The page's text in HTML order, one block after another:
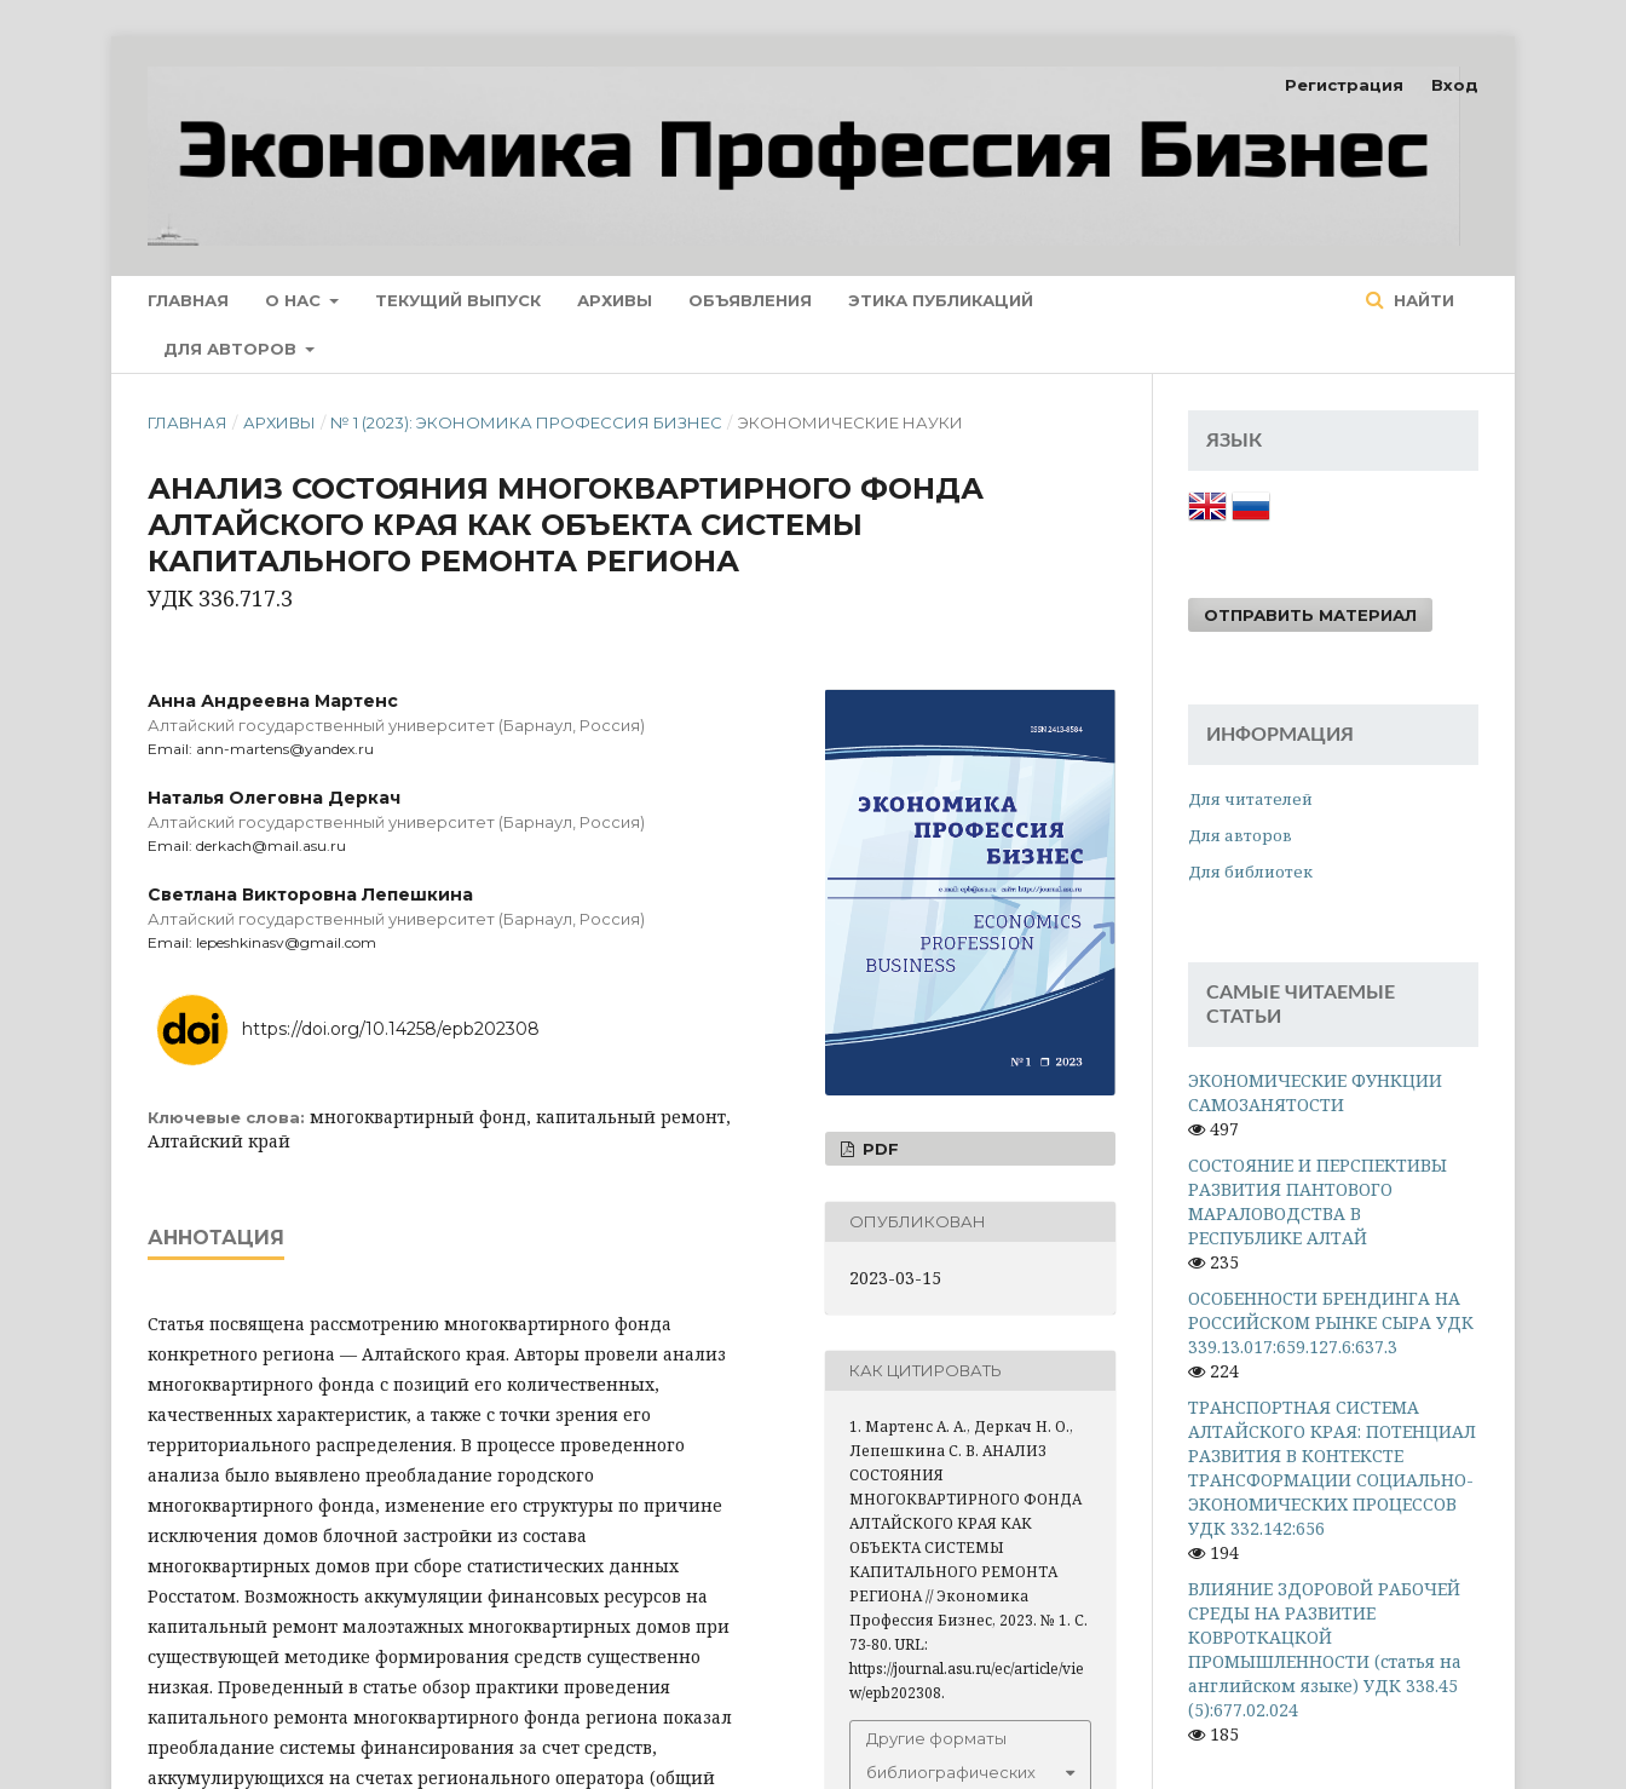
ГЛАВНАЯ О НАС ТЕКУЩИЙ ВЫПУСК АРХИВЫ ОБЪЯВЛЕНИЯ ЭТИКА ПУБЛИКАЦИЙ
ДЛЯ АВТОРОВ
НАЙТИ
Регистрация Вход
ГЛАВНАЯ / АРХИВЫ / № 1 (2023): ЭКОНОМИКА ПРОФЕССИЯ БИЗНЕС / ЭКОНОМИЧЕСКИЕ НАУКИ
АНАЛИЗ СОСТОЯНИЯ МНОГОКВАРТИРНОГО ФОНДА
АЛТАЙСКОГО КРАЯ КАК ОБЪЕКТА СИСТЕМЫ
КАПИТАЛЬНОГО РЕМОНТА РЕГИОНА
УДК 336.717.3
Анна Андреевна Мартенс
Алтайский государственный университет (Барнаул, Россия)
Email: ann-martens@yandex.ru
Наталья Олеговна Деркач
Алтайский государственный университет (Барнаул, Россия)
Email: derkach@mail.asu.ru
Светлана Викторовна Лепешкина
Алтайский государственный университет (Барнаул, Россия)
Email: lepeshkinasv@gmail.com
https://doi.org/10.14258/epb202308
Ключевые слова: многоквартирный фонд, капитальный ремонт,
Алтайский край
АННОТАЦИЯ
Статья посвящена рассмотрению многоквартирного фонда
конкретного региона — Алтайского края. Авторы провели анализ
многоквартирного фонда с позиций его количественных,
качественных характеристик, а также с точки зрения его
территориального распределения. В процессе проведенного
анализа было выявлено преобладание городского
многоквартирного фонда, изменение его структуры по причине
исключения домов блочной застройки из состава
многоквартирных домов при сборе статистических данных
Росстатом. Возможность аккумуляции финансовых ресурсов на
капитальный ремонт малоэтажных многоквартирных домов при
существующей методике формирования средств существенно
низкая. Проведенный в статье обзор практики проведения
капитального ремонта многоквартирного фонда региона показал
преобладание системы финансирования за счет средств,
аккумулирующихся на счетах регионального оператора (общий
PDF
ОПУБЛИКОВАН
2023-03-15
КАК ЦИТИРОВАТЬ
1. Мартенс А. А., Деркач Н. О.,
Лепешкина С. В. АНАЛИЗ
СОСТОЯНИЯ
МНОГОКВАРТИРНОГО ФОНДА
АЛТАЙСКОГО КРАЯ КАК
ОБЪЕКТА СИСТЕМЫ
КАПИТАЛЬНОГО РЕМОНТА
РЕГИОНА // Экономика
Профессия Бизнес, 2023. № 1. С.
73-80. URL:
https://journal.asu.ru/ec/article/vie
w/epb202308.
Другие форматы
библиографических
ЯЗЫК
ОТПРАВИТЬ МАТЕРИАЛ
ИНФОРМАЦИЯ
Для читателей
Для авторов
Для библиотек
САМЫЕ ЧИТАЕМЫЕ
СТАТЬИ
ЭКОНОМИЧЕСКИЕ ФУНКЦИИ
САМОЗАНЯТОСТИ
497
СОСТОЯНИЕ И ПЕРСПЕКТИВЫ
РАЗВИТИЯ ПАНТОВОГО
МАРАЛОВОДСТВА В
РЕСПУБЛИКЕ АЛТАЙ
235
ОСОБЕННОСТИ БРЕНДИНГА НА
РОССИЙСКОМ РЫНКЕ СЫРА УДК
339.13.017:659.127.6:637.3
224
ТРАНСПОРТНАЯ СИСТЕМА
АЛТАЙСКОГО КРАЯ: ПОТЕНЦИАЛ
РАЗВИТИЯ В КОНТЕКСТЕ
ТРАНСФОРМАЦИИ СОЦИАЛЬНО-
ЭКОНОМИЧЕСКИХ ПРОЦЕССОВ
УДК 332.142:656
194
ВЛИЯНИЕ ЗДОРОВОЙ РАБОЧЕЙ
СРЕДЫ НА РАЗВИТИЕ
КОВРОТКАЦКОЙ
ПРОМЫШЛЕННОСТИ (статья на
английском языке) УДК 338.45
(5):677.02.024
185